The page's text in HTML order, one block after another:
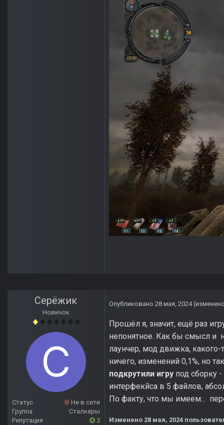
Серёжик
Новичок
Статус
Не в сети
Группа
Сталкеры
Репутация
2
Опубликовано 28 мая, 2024
Прошёл я, значит, ещё раз
непонятное. Как бы смысл и
лаунчер, мод движка, какого-
ничего, изменений 0,1%, но
подкрутили игру под сборку
интерфекйса в 5 файлов,
По факту, что мы имеем...
Изменено 28 мая, 2024